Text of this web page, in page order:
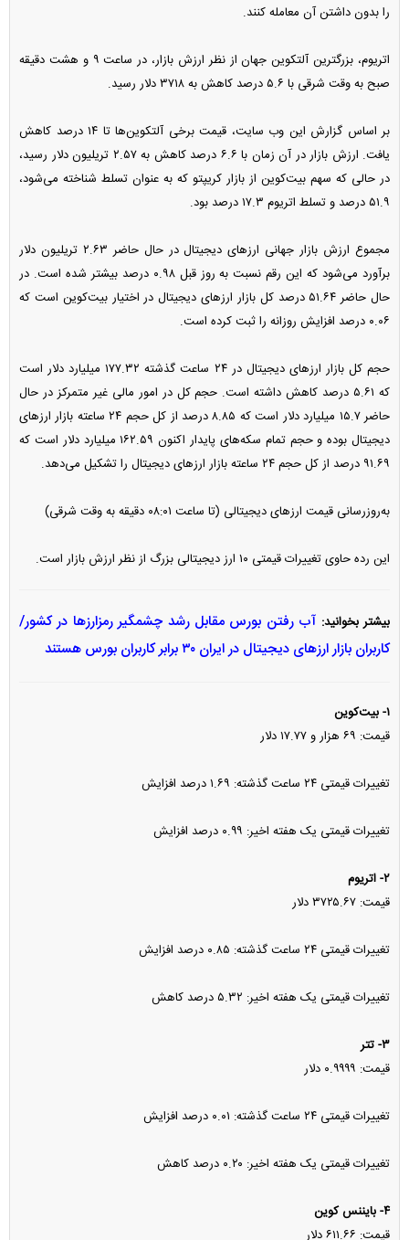
را بدون داشتن آن معامله کنند.
اتریوم، بزرگترین آلتکوین جهان از نظر ارزش بازار، در ساعت ۹ و هشت دقیقه
صبح به وقت شرقی با ۵.۶ درصد کاهش به ۳۷۱۸ دلار رسید.
بر اساس گزارش این وب سایت، قیمت برخی آلتکوین‌ها تا ۱۴ درصد کاهش
یافت. ارزش بازار در آن زمان با ۶.۶ درصد کاهش به ۲.۵۷ تریلیون دلار رسید،
در حالی که سهم بیت‌کوین از بازار کریپتو که به عنوان تسلط شناخته می‌شود،
۵۱.۹ درصد و تسلط اتریوم ۱۷.۳ درصد بود.
مجموع ارزش بازار جهانی ارز‌های دیجیتال در حال حاضر ۲.۶۳ تریلیون دلار
برآورد می‌شود که این رقم نسبت به روز قبل ۰.۹۸ درصد بیشتر شده است. در
حال حاضر ۵۱.۶۴ درصد کل بازار ارز‌های دیجیتال در اختیار بیت‌کوین است که
۰.۰۶ درصد افزایش روزانه را ثبت کرده است.
حجم کل بازار ارز‌های دیجیتال در ۲۴ ساعت گذشته ۱۷۷.۳۲ میلیارد دلار است
که ۵.۶۱ درصد کاهش داشته است. حجم کل در امور مالی غیر متمرکز در حال
حاضر ۱۵.۷ میلیارد دلار است که ۸.۸۵ درصد از کل حجم ۲۴ ساعته بازار ارز‌های
دیجیتال بوده و حجم تمام سکه‌های پایدار اکنون ۱۶۲.۵۹ میلیارد دلار است که
۹۱.۶۹ درصد از کل حجم ۲۴ ساعته بازار ارز‌های دیجیتال را تشکیل می‌دهد.
به‌روزرسانی قیمت ارز‌های دیجیتالی (تا ساعت ۰۸:۰۱ دقیقه به وقت شرقی)
این رده حاوی تغییرات قیمتی ۱۰ ارز دیجیتالی بزرگ از نظر ارزش بازار است.
بیشتر بخوانید: آب رفتن بورس مقابل رشد چشمگیر رمزارز‌ها در کشور/
کاربران بازار ارز‌های دیجیتال در ایران ۳۰ برابر کاربران بورس هستند
۱- بیت‌کوین
قیمت: ۶۹ هزار و ۱۷.۷۷ دلار
تغییرات قیمتی ۲۴ ساعت گذشته: ۱.۶۹ درصد افزایش
تغییرات قیمتی یک هفته اخیر: ۰.۹۹ درصد افزایش
۲- اتریوم
قیمت: ۳۷۲۵.۶۷ دلار
تغییرات قیمتی ۲۴ ساعت گذشته: ۰.۸۵ درصد افزایش
تغییرات قیمتی یک هفته اخیر: ۵.۳۲ درصد کاهش
۳- تتر
قیمت: ۰.۹۹۹۹ دلار
تغییرات قیمتی ۲۴ ساعت گذشته: ۰.۰۱ درصد افزایش
تغییرات قیمتی یک هفته اخیر: ۰.۲۰ درصد کاهش
۴- بایننس کوین
قیمت: ۶۱۱.۶۶ دلار